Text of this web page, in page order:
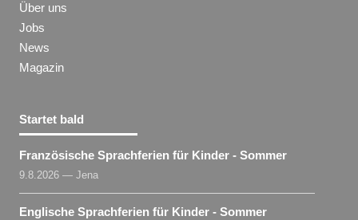
Über uns
Jobs
News
Magazin
Startet bald
Französische Sprachferien für Kinder - Sommer
9.8.2026 — Jena
Englische Sprachferien für Kinder - Sommer